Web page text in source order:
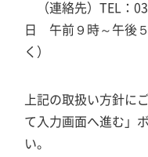
（連絡先）TEL：
日 午前９時～午後
く）
上記の取扱い方針に
て入力画面へ進む」
い。